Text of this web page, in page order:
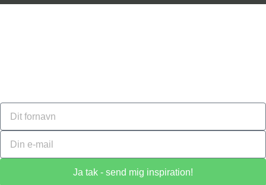
Ja tak - send mig inspiration!